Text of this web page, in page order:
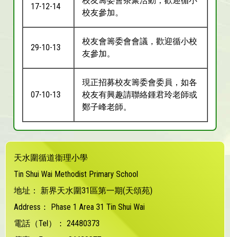
17-12-14
校友參加。
29-10-13
校友會籌委會會議，歡迎循小校
友參加。
07-10-13
現正招募校友籌委會委員，如各
校友有興趣請聯絡鍾君玲老師或
鄭子峰老師。
天水圍循道衞理小學
Tin Shui Wai Methodist Primary School
地址：
新界天水圍31區第一期(天頌苑)
Address：
Phase 1 Area 31 Tin Shui Wai
電話（Tel）： 24480373